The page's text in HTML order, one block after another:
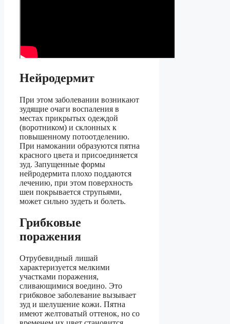
Нейродермит
При этом заболевании возникают
зудящие очаги воспаления в
местах прикрытых одеждой
(воротником) и склонных к
повышенному потоотделению.
При намокании образуются пятна
красного цвета и присоединяется
зуд. Запущенные формы
нейродермита плохо поддаются
лечению, при этом поверхность
шеи покрывается струпьями,
может сильно зудеть и болеть.
Грибковые
поражения
Отрубевидный лишай
характеризуется мелкими
участками поражения,
сливающимися воедино. Это
грибковое заболевание вызывает
зуд и шелушение кожи. Пятна
имеют желтоватый оттенок, но со